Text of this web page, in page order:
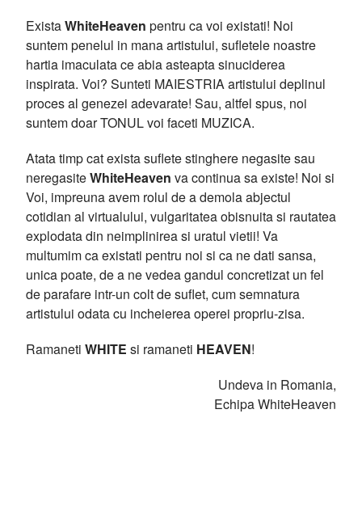
ExistaWhiteHeaven pentru ca voi existati! Noi
suntem penelul in mana artistului, sufletele noastre
hartia imaculata ce abia asteapta sinuciderea
inspirata. Voi? Sunteti MAIESTRIA artistului deplinul
proces al genezei adevarate! Sau, altfel spus, noi
suntem doar TONUL voi faceti MUZICA.
Atata timp cat exista suflete stinghere negasite sau
neregasiteWhiteHeaven va continua sa existe! Noi si
Voi, impreuna avem rolul de a demola abjectul
cotidian al virtualului, vulgaritatea obisnuita si rautatea
explodata din neimplinirea si uratul vietii! Va
multumim ca existati pentru noi si ca ne dati sansa,
unica poate, de a ne vedea gandul concretizat un fel
de parafare intr-un colt de suflet, cum semnatura
artistului odata cu incheierea operei propriu-zisa.
Ramaneti WHITE si ramaneti HEAVEN!
Undeva in Romania,
Echipa WhiteHeaven